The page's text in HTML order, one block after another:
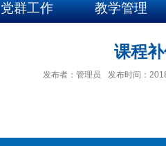
党群工作 教学管理
课程
发布者：管理员 发布时间：